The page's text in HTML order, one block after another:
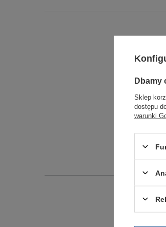
Dbamy
Sklep
dostępu
warunki